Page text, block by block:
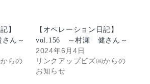
】
ん～
らの
【オペレーション日記】
vol.156 ～村瀬 健さん～
2024年6月4日
リンクアップビズ㈱からの
お知らせ